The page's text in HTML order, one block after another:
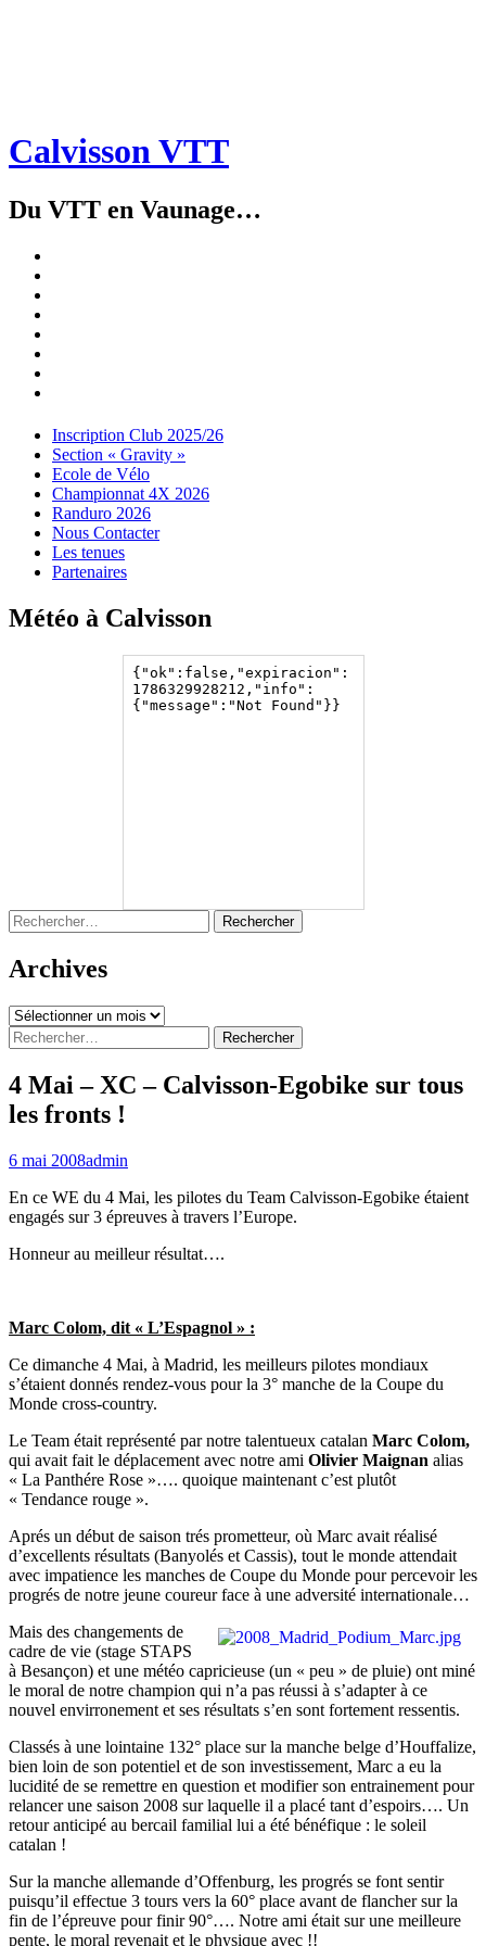
Calvisson VTT
Du VTT en Vaunage…
Menu
Widgets
Recherche
Aller
contenu
Inscription Club 2025/26
Section « Gravity »
Ecole de Vélo
Championnat 4X 2026
Randuro 2026
Nous Contacter
Les tenues
Partenaires
Météo à Calvisson
Rechercher :
Archives
Archives
Rechercher :
4 Mai – XC – Calvisson-Egobike sur tous
les fronts !
6 mai 2008admin
En ce WE du 4 Mai, les pilotes du Team Calvisson-Egobike étaient
engagés sur 3 épreuves à travers l’Europe.
Honneur au meilleur résultat….
Marc Colom, dit « L’Espagnol » :
Ce dimanche 4 Mai, à Madrid, les meilleurs pilotes mondiaux
s’étaient donnés rendez-vous pour la 3° manche de la Coupe du
Monde cross-country.
Le Team était représenté par notre talentueux catalan Marc Colom,
qui avait fait le déplacement avec notre ami Olivier Maignan alias
« La Panthére Rose »…. quoique maintenant c’est plutôt
« Tendance rouge ».
Aprés un début de saison trés prometteur, où Marc avait réalisé
d’excellents résultats (Banyolés et Cassis), tout le monde attendait
avec impatience les manches de Coupe du Monde pour percevoir les
progrés de notre jeune coureur face à une adversité internationale…
Mais des changements de
cadre de vie (stage STAPS
à Besançon) et une météo capricieuse (un « peu » de pluie) ont miné
le moral de notre champion qui n’a pas réussi à s’adapter à ce
nouvel envirronement et ses résultats s’en sont fortement ressentis.
Classés à une lointaine 132° place sur la manche belge d’Houffalize,
bien loin de son potentiel et de son investissement, Marc a eu la
lucidité de se remettre en question et modifier son entrainement pour
relancer une saison 2008 sur laquelle il a placé tant d’espoirs…. Un
retour anticipé au bercail familial lui a été bénéfique : le soleil
catalan !
Sur la manche allemande d’Offenburg, les progrés se font sentir
puisqu’il effectue 3 tours vers la 60° place avant de flancher sur la
fin de l’épreuve pour finir 90°…. Notre ami était sur une meilleure
pente, le moral revenait et le physique avec !!